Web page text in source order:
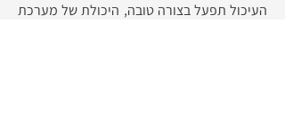
העיכול תפעל בצורה טובה, היכולת של מערכת